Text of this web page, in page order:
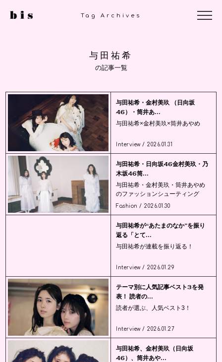
Tag Archives
与田祐希
の記事一覧
与田祐希・金村美玖 （日向坂
46）・筒井あ...
与田祐希×金村美玖×筒井あやめ
Interview / 2026.01.31
与田祐希・日向坂46金村美玖・乃
木坂46筒...
与田祐希・金村美玖・筒井あやめ
のファッションシューティング
Fashion / 2026.01.30
与田祐希が“あたまのなか”を振り
返る「とて...
与田祐希が連載を振り返る！
Interview / 2026.01.29
テーマ別に人気記事ベスト3を発
表！ 読者の...
読者が選ぶ、人気ベスト3！
Interview / 2026.01.27
与田祐希、金村美玖（日向坂
46）、筒井あや...